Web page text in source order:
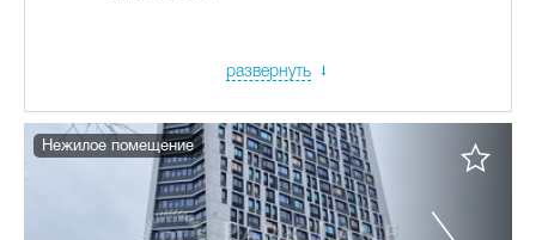
развернуть
Нежилое помещение